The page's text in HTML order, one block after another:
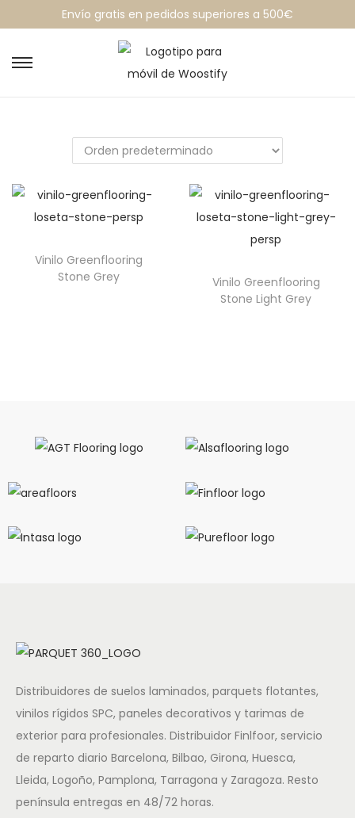
Envío gratis en pedidos superiores a 500€
Vinilo Greenflooring
Stone Grey
Vinilo Greenflooring
Stone Light Grey
Distribuidores de suelos laminados, parquets flotantes,
vinilos rígidos SPC, paneles decorativos y tarimas de
exterior para profesionales. Distribuidor Finlfoor, servicio
de reparto diario Barcelona, Bilbao, Girona, Huesca,
Lleida, Logoño, Pamplona, Tarragona y Zaragoza. Resto
península entregas en 48/72 horas.